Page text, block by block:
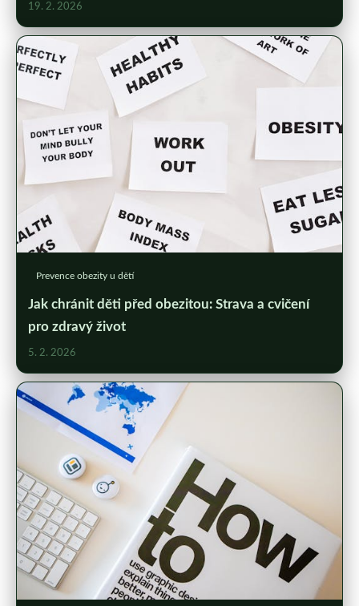
19. 2. 2026
Prevence obezity u dětí
Jak chránit děti před obezitou: Strava a cvičení
pro zdravý život
5. 2. 2026